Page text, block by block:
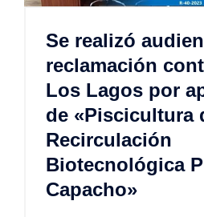
Se realizó
reclamación
Los Lagos por
de «Piscicultura
Recirculación
Biotecnológica
Capacho»